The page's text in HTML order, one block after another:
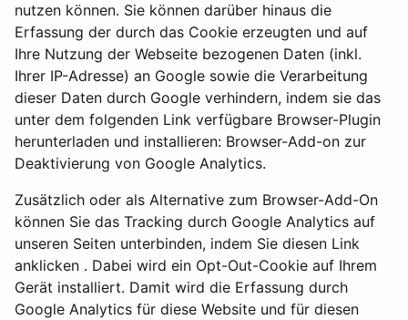
nutzen können. Sie können darüber hinaus die
Erfassung der durch das Cookie erzeugten und auf
Ihre Nutzung der Webseite bezogenen Daten (inkl.
Ihrer IP-Adresse) an Google sowie die Verarbeitung
dieser Daten durch Google verhindern, indem sie das
unter dem folgenden Link verfügbare Browser-Plugin
herunterladen und installieren: Browser-Add-on zur
Deaktivierung von Google Analytics.
Zusätzlich oder als Alternative zum Browser-Add-On
können Sie das Tracking durch Google Analytics auf
unseren Seiten unterbinden, indem Sie diesen Link
anklicken . Dabei wird ein Opt-Out-Cookie auf Ihrem
Gerät installiert. Damit wird die Erfassung durch
Google Analytics für diese Website und für diesen